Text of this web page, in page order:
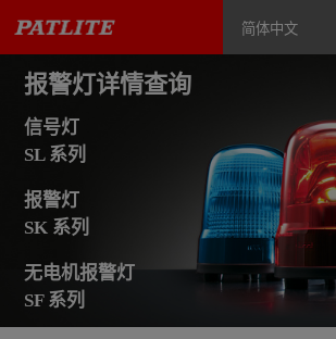
报警灯详情查询
信号灯
SL 系列
报警灯
SK 系列
无电机报警灯
SF 系列